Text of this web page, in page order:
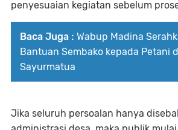
penyesuaian kegiatan sebelum
Baca Juga : Wabup Madina
Bantuan Sembako kepada Petani
Sayurmatua
Jika seluruh persoalan hanya